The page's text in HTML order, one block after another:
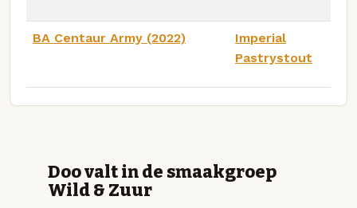
BA Centaur Army (2022)
Imperial
Pastrystout
Doo valt in de smaakgroep
Wild & Zuur